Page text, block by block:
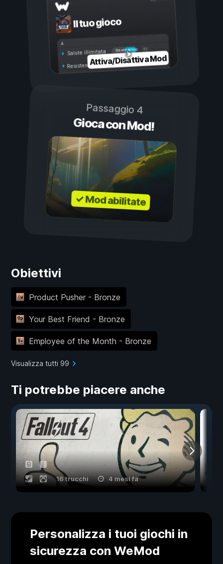
Il tuo gioco
Attivo
Disattivo
Salute illimitata
Resistenza illimitata
Attiva/Disattiva Mod
Passaggio 4
Gioca con Mod!
✓ Mod abilitate
Obiettivi
Product Pusher - Bronze
Your Best Friend - Bronze
Employee of the Month - Bronze
Visualizza tutti 99
Ti potrebbe piacere anche
16 trucchi 4 mesi fa
Personalizza i tuoi giochi in
sicurezza con WeMod